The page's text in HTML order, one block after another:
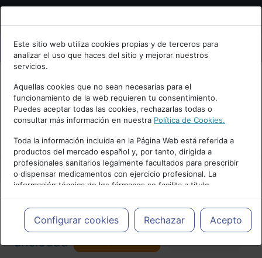
Bienvenid@ a psiquiatria.com
Escribe tu Email
Accede o regístrate con tu email.
Cancelar
Este sitio web utiliza cookies propias y de terceros para
analizar el uso que haces del sitio y mejorar nuestros
servicios.
Aquellas cookies que no sean necesarias para el
funcionamiento de la web requieren tu consentimiento.
Puedes aceptar todas las cookies, rechazarlas todas o
consultar más información en nuestra Política de Cookies.
Toda la información incluida en la Página Web está referida a
productos del mercado español y, por tanto, dirigida a
profesionales sanitarios legalmente facultados para prescribir
o dispensar medicamentos con ejercicio profesional. La
información técnica de los fármacos se facilita a título
meramente informativo, siendo responsabilidad de los
profesionales facultados prescribir medicamentos y decidir, en
cada caso concreto, el tratamiento más adecuado a las
necesidades del paciente.
Configurar cookies Rechazar Acepto
Actualidad y Artículos|Trastornos de
ansiedad